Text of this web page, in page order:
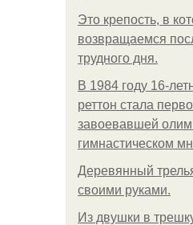
Это крепость, в
возвращаемся
трудного дня.
В 1984 году 16-
реттон стала
завоевавшей
гимнастическом
Деревянный
своими руками.
Из двушки в